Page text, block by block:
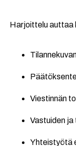
Harjoittelu auttaa
Viestinnän
Vastuiden
Yhteistyötä